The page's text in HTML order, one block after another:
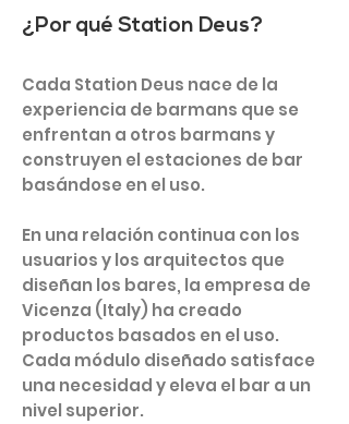
¿Por qué Station Deus?
Cada Station Deus nace de la
experiencia de barmans que se
enfrentan a otros barmans y
construyen el estaciones de bar
basándose en el uso.
En una relación continua con los
usuarios y los arquitectos que
diseñan los bares, la empresa de
Vicenza (Italy) ha creado
productos basados en el uso.
Cada módulo diseñado satisface
una necesidad y eleva el bar a un
nivel superior.